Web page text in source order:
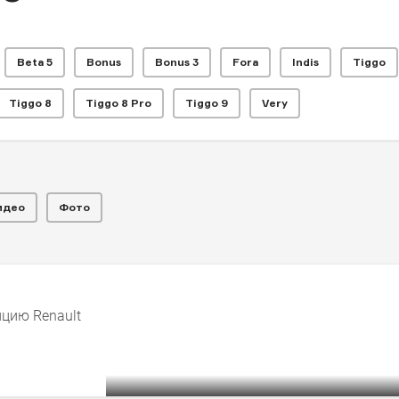
Beta 5 Bonus Bonus 3 Fora Indis Tiggo
Tiggo 8 Tiggo 8 Pro Tiggo 9 Very
Фото
5
дорогами
Renault